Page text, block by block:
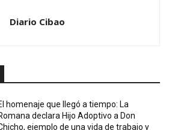
Diario Cibao
homenaje que llegó a tiempo: La
declara Hijo Adoptivo a Don
ejemplo de una vida de trabajo y